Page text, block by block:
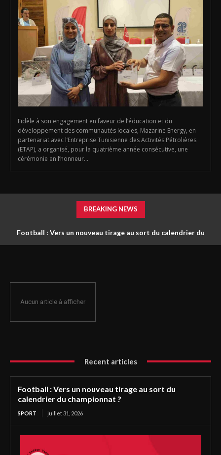
Fidèle à son engagement en faveur de l’éducation et du
développement des communautés locales, Mazarine Energy, en
partenariat avec l’Entreprise Tunisienne des Activités Pétrolières
(ETAP), a organisé, pour la quatrième année consécutive, une
cérémonie en l’honneur...
BREAKING NEWS
Football : Vers un nouveau tirage au sort du calendrier du
Aucun article à afficher
Recent articles
Football : Vers un nouveau tirage au sort du
calendrier du championnat ?
SPORT juillet 31, 2026